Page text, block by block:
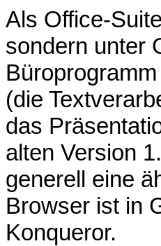
Als Office-
sondern unter
(die
das
alten Version
generell eine
Browser ist in
Konqueror.